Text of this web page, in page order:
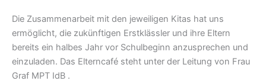
Die Zusammenarbeit mit den jeweiligen Kitas hat uns
ermöglicht, die zukünftigen Erstklässler und ihre Eltern
bereits ein halbes Jahr vor Schulbeginn anzusprechen und
einzuladen. Das Elterncafé steht unter der Leitung von Frau
Graf MPT IdB .